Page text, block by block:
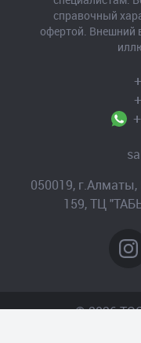
050019,
159, ТЦ
справочный
офертой. Внешний
© 2026